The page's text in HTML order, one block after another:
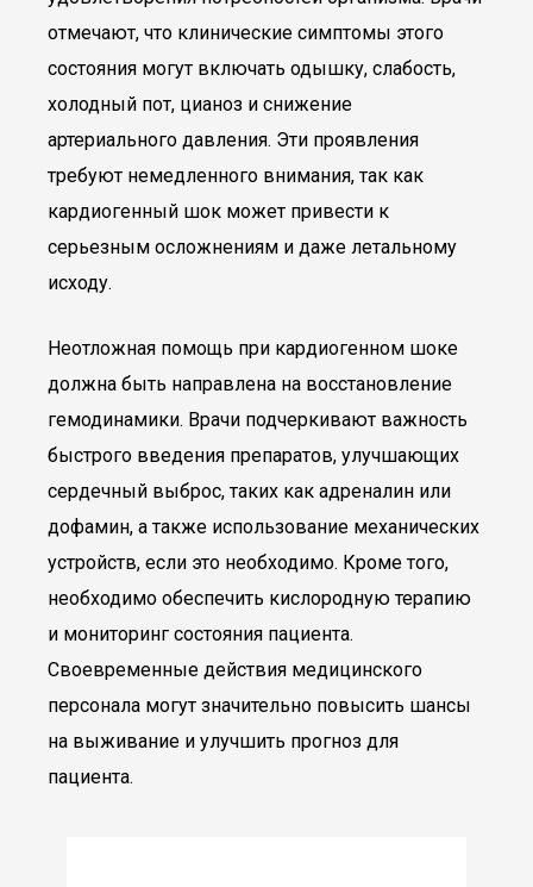
отмечают, что клинические симптомы этого
состояния могут включать одышку, слабость,
холодный пот, цианоз и снижение
артериального давления. Эти проявления
требуют немедленного внимания, так как
кардиогенный шок может привести к
серьезным осложнениям и даже летальному
исходу.
Неотложная помощь при кардиогенном шоке
должна быть направлена на восстановление
гемодинамики. Врачи подчеркивают важность
быстрого введения препаратов, улучшающих
сердечный выброс, таких как адреналин или
дофамин, а также использование механических
устройств, если это необходимо. Кроме того,
необходимо обеспечить кислородную терапию
и мониторинг состояния пациента.
Своевременные действия медицинского
персонала могут значительно повысить шансы
на выживание и улучшить прогноз для
пациента.